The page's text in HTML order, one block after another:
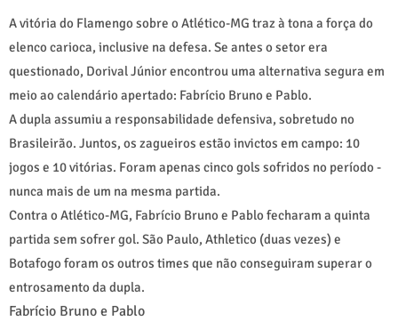
A vitória do Flamengo sobre o Atlético-MG traz à tona a força do
elenco carioca, inclusive na defesa. Se antes o setor era
questionado, Dorival Júnior encontrou uma alternativa segura em
meio ao calendário apertado: Fabrício Bruno e Pablo.
A dupla assumiu a responsabilidade defensiva, sobretudo no
Brasileirão. Juntos, os zagueiros estão invictos em campo: 10
jogos e 10 vitórias. Foram apenas cinco gols sofridos no período -
nunca mais de um na mesma partida.
Contra o Atlético-MG, Fabrício Bruno e Pablo fecharam a quinta
partida sem sofrer gol. São Paulo, Athletico (duas vezes) e
Botafogo foram os outros times que não conseguiram superar o
entrosamento da dupla.
Fabrício Bruno e Pablo